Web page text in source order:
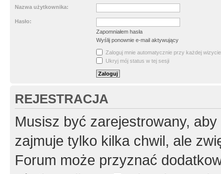
Nazwa użytkownika:
Hasło:
Zapomniałem hasła
Wyślij ponownie e-mail aktywujący
Zaloguj mnie automatycznie przy każdej wizycie
Ukryj mój status w tej sesji
REJESTRACJA
Musisz być zarejestrowany,
zajmuje tylko kilka chwil, ale
Forum może przyznać